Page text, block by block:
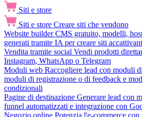
Siti e store
Siti e store Creare siti che vendono
Website builder CMS gratuito, modelli,
generati tramite IA per creare siti
Vendita tramite social Vendi prodotti
Instagram, WhatsApp o Telegram
Moduli web Raccogliere lead con moduli
moduli di registrazione o di feedback e
condizionali
Pagine di destinazione Generare lead con
funnel automatizzati e integrazione con
Negozio online Potenzia l'e-commerce